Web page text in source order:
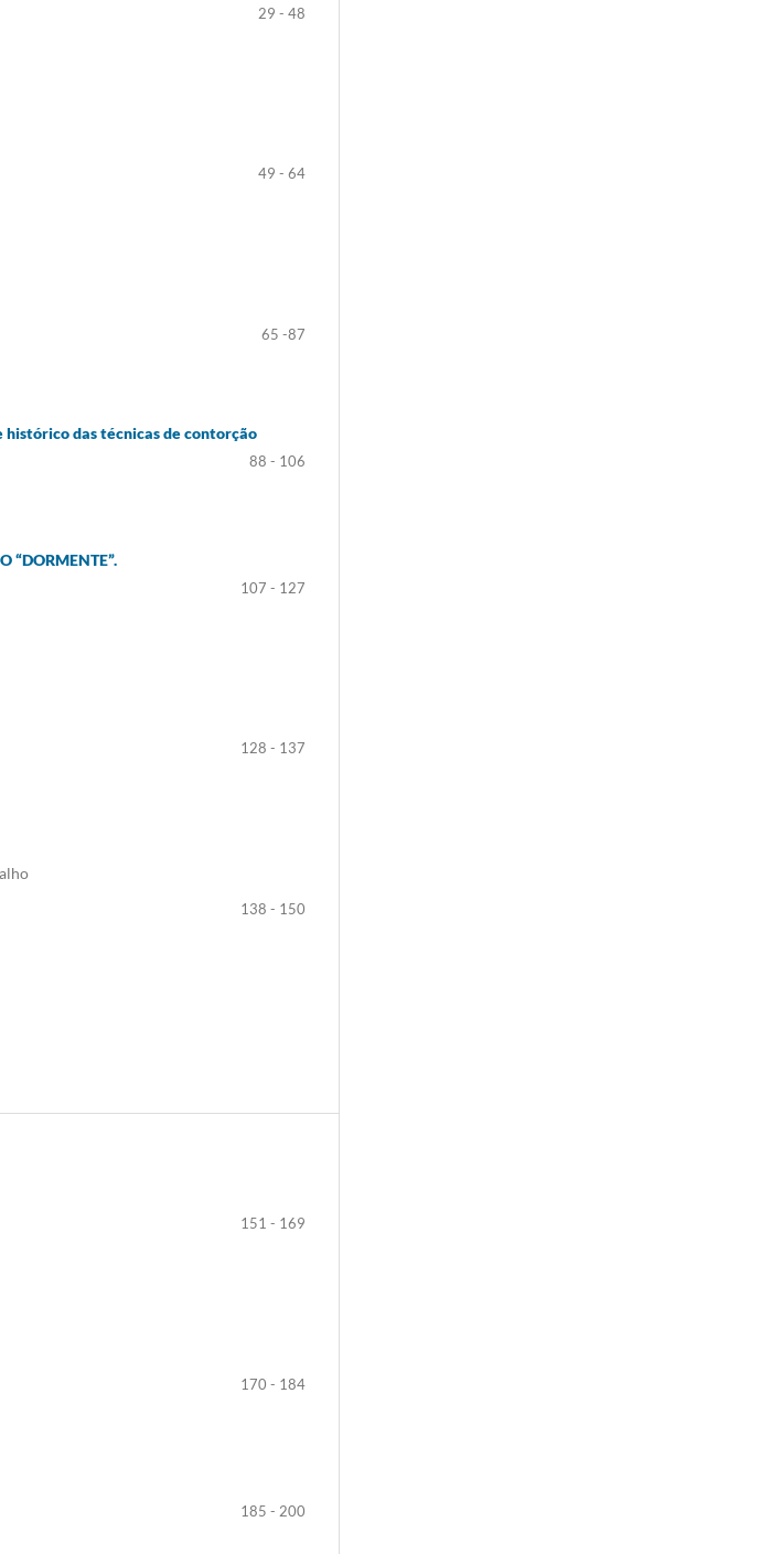
29 - 48
49 - 64
65 -87
histórico das técnicas de contorção
88 - 106
“DORMENTE”.
107 - 127
128 - 137
138 - 150
151 - 169
170 - 184
185 - 200